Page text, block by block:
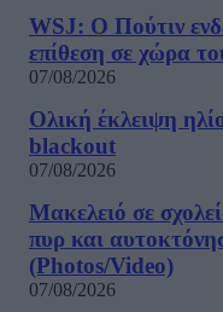
WSJ: Ο Πούτιν
επίθεση σε χώρα
07/08/2026
Ολική έκλειψη
blackout
07/08/2026
Μακελειό σε
πυρ και
(Photos/Video)
07/08/2026